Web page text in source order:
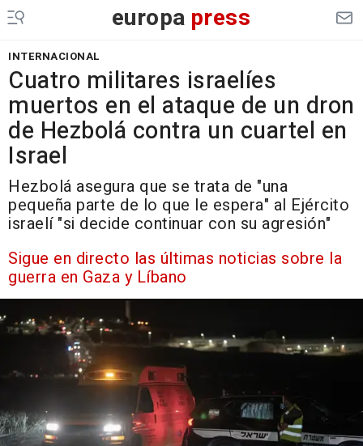
europa press
INTERNACIONAL
Cuatro militares israelíes
muertos en el ataque de un dron
de Hezbolá contra un cuartel en
Israel
Hezbolá asegura que se trata de "una
pequeña parte de lo que le espera" al Ejército
israelí "si decide continuar con su agresión"
Sigue en directo las últimas noticias sobre la
guerra en Gaza y Líbano